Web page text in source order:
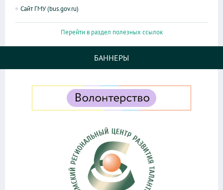
Сайт ГМУ (bus.gov.ru)
Перейти в раздел полезных ссылок
БАННЕРЫ